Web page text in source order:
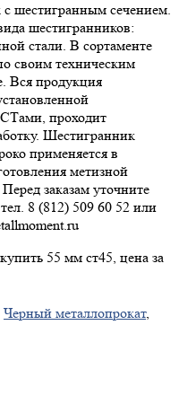
шестигранным сечением.
шестигранников:
стали. В сортаменте
своим техническим
Вся продукция
проходит
Шестигранник
применяется в
метизной
заказам уточните
8 (812) 509 60 52 или
55 мм ст45, цена за
Черный металлопрокат,